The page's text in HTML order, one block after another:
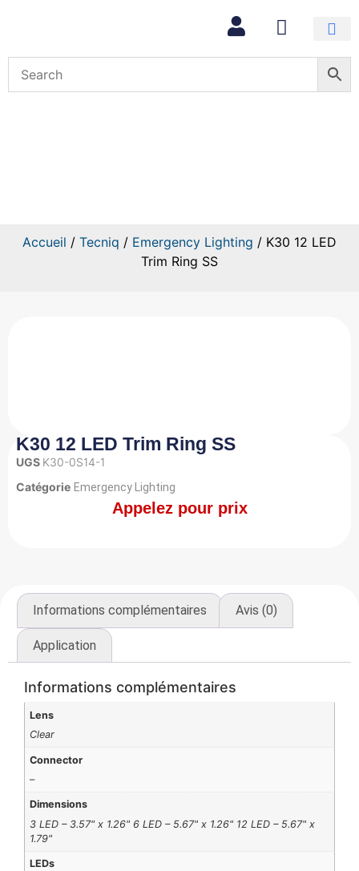
Accueil / Tecniq / Emergency Lighting / K30 12 LED
Trim Ring SS
K30 12 LED Trim Ring SS
UGS K30-0S14-1
Catégorie Emergency Lighting
Appelez pour prix
Informations complémentaires Avis (0)
Application
Informations complémentaires
Lens
Clear
Connector
–
Dimensions
3 LED – 3.57" x 1.26" 6 LED – 5.67" x 1.26" 12 LED – 5.67" x
1.79"
LEDs